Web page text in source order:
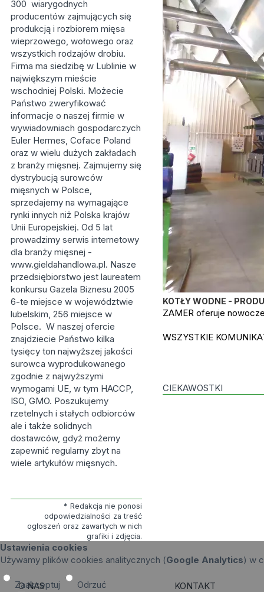
300 wiarygodnych
producentów zajmujących się
produkcją i rozbiorem mięsa
wieprzowego, wołowego oraz
wszystkich rodzajów drobiu.
Firma ma siedzibę w Lublinie w
największym mieście
wschodniej Polski. Możecie
Państwo zweryfikować
informacje o naszej firmie w
wywiadowniach gospodarczych
Euler Hermes, Coface Poland
oraz w wielu dużych zakładach
z branży mięsnej. Zajmujemy się
dystrybucją surowców
mięsnych w Polsce,
sprzedajemy na wymagające
rynki innych niż Polska krajów
Unii Europejskiej. Od 5 lat
prowadzimy serwis internetowy
dla branży mięsnej -
www.gieldahandlowa.pl. Nasze
przedsiębiorstwo jest laureatem
konkursu Gazela Biznesu 2005
6-te miejsce w województwie
lubelskim, 256 miejsce w
Polsce. W naszej ofercie
znajdziecie Państwo kilka
tysięcy ton najwyższej jakości
surowca wyprodukowanego
zgodnie z najwyższymi
wymogami UE, w tym HACCP,
ISO, GMO. Poszukujemy
rzetelnych i stałych odbiorców
ale i także solidnych
dostawców, gdyż możemy
zapewnić regularny zbyt na
wiele artykułów mięsnych.
* Redakcja nie ponosi
odpowiedzialności za treść
ogłoszeń oraz zawartych w nich
grafiki i zdjęcia.
KOTŁY WODNE -
ZAMER oferuje
WSZYSTKIE
CIEKAWOSTKI
Ustawienia cookies
Używamy plików cookies analitycznych (Google Analytics) w
Zaakceptuj Odrzuć
O NAS
KONTAKT